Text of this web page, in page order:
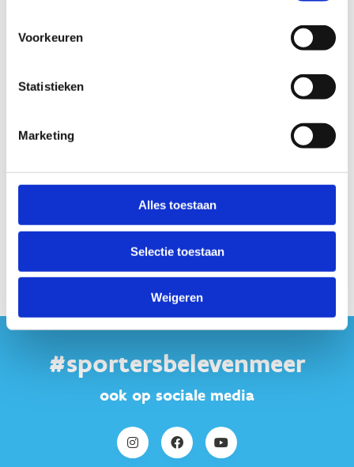
Voorkeuren
Statistieken
Marketing
Alles toestaan
Selectie toestaan
Weigeren
Test 5: Hindernissenparcours
onderstaande knop op 'Alles toestaan' of zet de 'Marketing
Verander cookie settings
#sportersbelevenmeer
ook op sociale media